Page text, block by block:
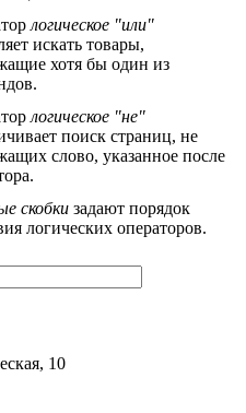
логическое "или"
искать товары,
хотя бы один из
логическое "не"
поиск страниц, не
слово, указанное после
скобки задают порядок
логических операторов.
10